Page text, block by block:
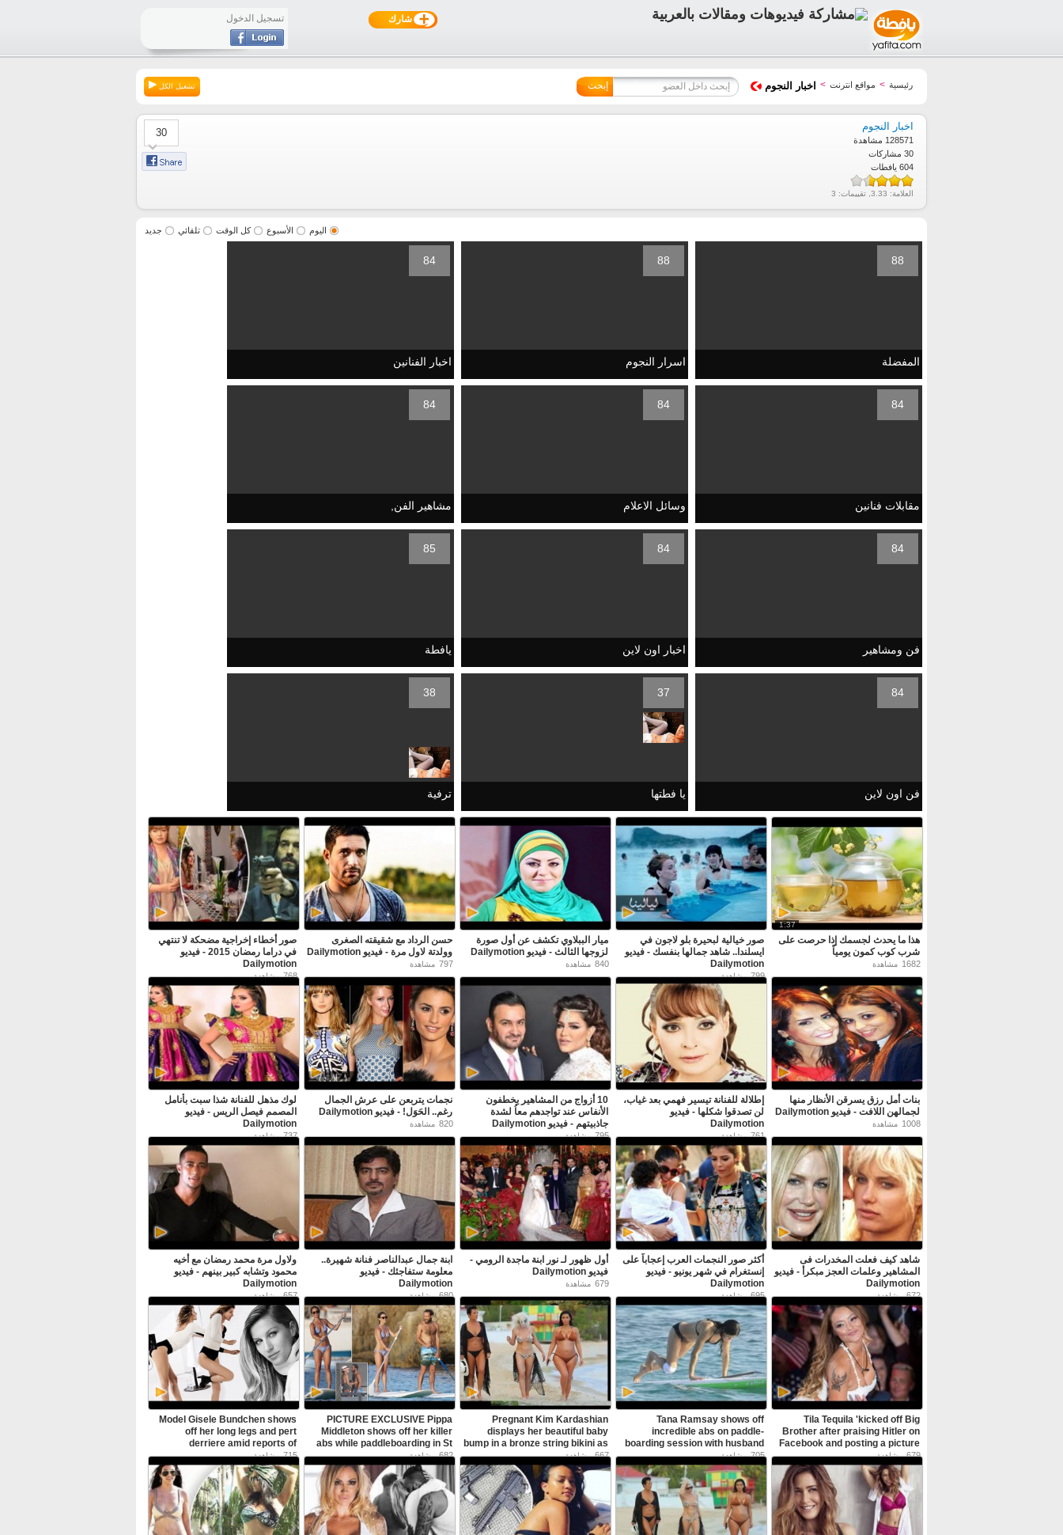
شارك تسجيل الدخول
رئيسية > مواقع انترنت > اخبار النجوم تشغيل الكل إبحث
اخبار النجوم
128571 مشاهدة
30 مشاركات
604 يافطات
العلامة: 3.33 , تقييمات: 3
30
اليوم الأسبوع كل الوقت تلقائي جديد
88
المفضلة
88
اسرار النجوم
84
اخبار الفنانين
84
مقابلات فنانين
84
وسائل الاعلام
84
مشاهير الفن,
84
فن ومشاهير
84
اخبار اون لاين
85
يافطة
84
فن اون لاين
37
يا فطتها
38
ترفية
1:37
هذا ما يحدث لجسمك إذا حرصت على
شرب كوب كمون يومياً
1682 مشاهدة
صور خيالية لبحيرة بلو لاجون في
ايسلندا.. شاهد جمالها بنفسك - فيديو
Dailymotion
799مشاهدة
ميار الببلاوي تكشف عن أول صورة
لزوجها الثالث - فيديو Dailymotion
840 مشاهدة
حسن الرداد مع شقيقته الصغرى
وولدتة لاول مرة - فيديو Dailymotion
797 مشاهدة
صور أخطاء إخراجية مضحكة لا تنتهي
في دراما رمضان 2015 - فيديو
Dailymotion
768مشاهدة
بنات أمل رزق يسرقن الأنظار منها
لجمالهن اللافت - فيديو Dailymotion
1008 مشاهدة
إطلالة للفنانة تيسير فهمي بعد غياب،
لن تصدقوا شكلها - فيديو
Dailymotion
761مشاهدة
10 أزواج من المشاهير يخطفون
الأنفاس عند تواجدهم معاُ لشدة
جاذبيتهم - فيديو Dailymotion
795مشاهدة
نجمات يتربعن على عرش الجمال
رغم.. الحَوَل! - فيديو Dailymotion
820 مشاهدة
لوك مذهل للفنانة شذا سبت بأنامل
المصمم فيصل الريس - فيديو
Dailymotion
737مشاهدة
شاهد كيف فعلت المخدرات فى
المشاهير وعلمات العجز مبكرأ - فيديو
Dailymotion
672مشاهدة
أكثر صور النجمات العرب إعجاباً على
إنستغرام في شهر يونيو - فيديو
Dailymotion
695مشاهدة
أول ظهور لـ نور ابنة ماجدة الرومي -
فيديو Dailymotion
679 مشاهدة
ابنة جمال عبدالناصر فنانة شهيرة..
معلومة ستفاجئك - فيديو
Dailymotion
680مشاهدة
ولاول مرة محمد رمضان مع أخيه
محمود وتشابه كبير بينهم - فيديو
Dailymotion
657مشاهدة
Tila Tequila 'kicked off Big
Brother after praising Hitler on
Facebook and posting a picture
wearing Nazi gear in front of
Auschwitz' - فيديو Dailymotion
679مشاهدة
Tana Ramsay shows off
incredible abs on paddle-
boarding session with husband
Gordon and their daughters -
فيديو Dailymotion
705مشاهدة
Pregnant Kim Kardashian
displays her beautiful baby
bump in a bronze string bikini as
she snaps selfies on the beach
in St Barts - فيديو Dailymotion
667مشاهدة
PICTURE EXCLUSIVE Pippa
Middleton shows off her killer
abs while paddleboarding in St
Barts and brother James is
there too - فيديو Dailymotion
682مشاهدة
Model Gisele Bundchen shows
off her long legs and pert
derriere amid reports of
marriage tension with
quarterback Tom Brady - فيديو
Dailymotion
715مشاهدة